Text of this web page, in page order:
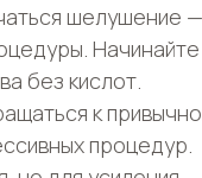
шелушение
Начинайте
без кислот.
к
процедур.